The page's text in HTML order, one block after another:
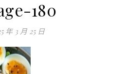
180
年 3 月 25 日